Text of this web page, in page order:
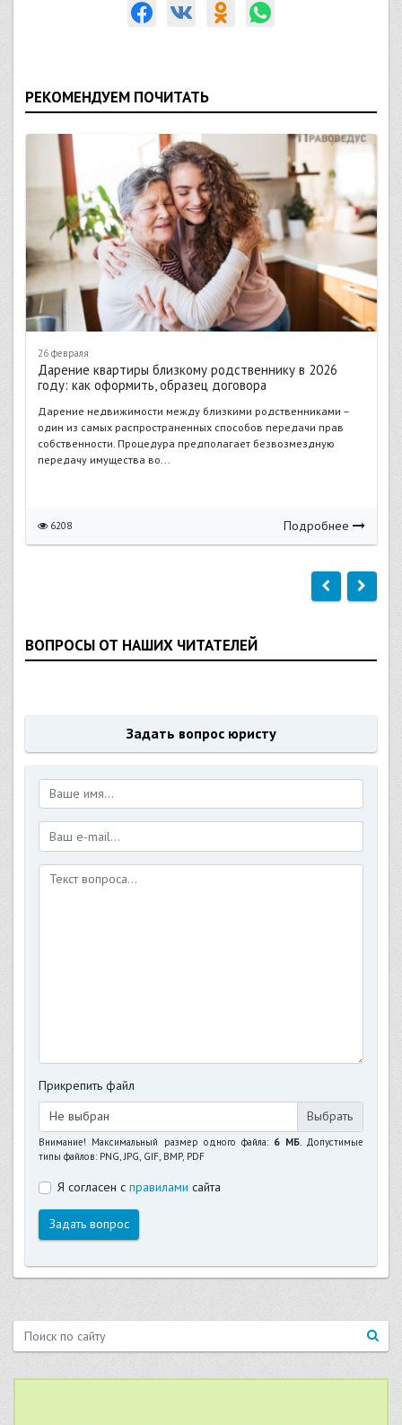
РЕКОМЕНДУЕМ ПОЧИТАТЬ
26 февраля
Дарение квартиры близкому родственнику в 2026
году: как оформить, образец договора
Дарение недвижимости между близкими родственниками –
один из самых распространенных способов передачи прав
собственности. Процедура предполагает безвозмездную
передачу имущества во...
6208 Подробнее
ВОПРОСЫ ОТ НАШИХ ЧИТАТЕЛЕЙ
Задать вопрос юристу
Прикрепить файл
Не выбран
Внимание! Максимальный размер одного файла: 6 МБ. Допустимые
типы файлов: PNG, JPG, GIF, BMP, PDF
Я согласен справилами сайта
Задать вопрос